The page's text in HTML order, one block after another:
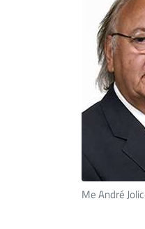
Me André